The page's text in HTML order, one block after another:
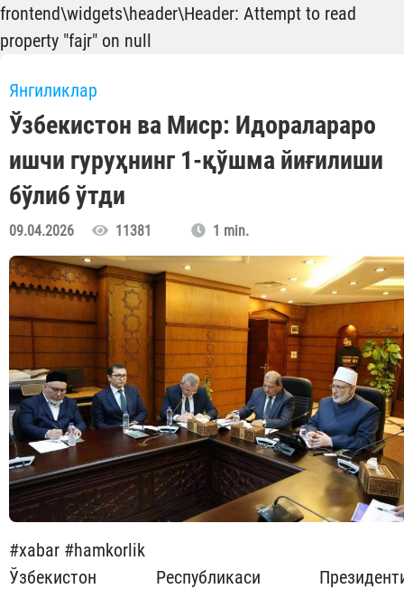
frontend\widgets\header\Header: Attempt to read
property "fajr" on null
Янгиликлар
Ўзбекистон ва Миср: Идоралараро
ишчи гуруҳнинг 1-қўшма йиғилиши
бўлиб ўтди
09.04.2026 11381 1 min.
#xabar #hamkorlik
Ўзбекистон Республикаси